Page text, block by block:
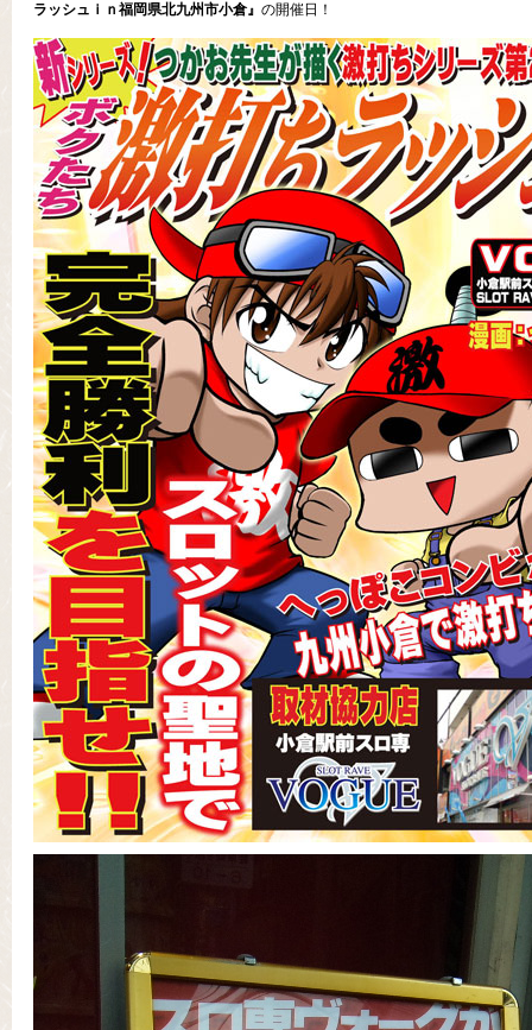
ラッシュｉｎ福岡県北九州市小倉』 の開催日！